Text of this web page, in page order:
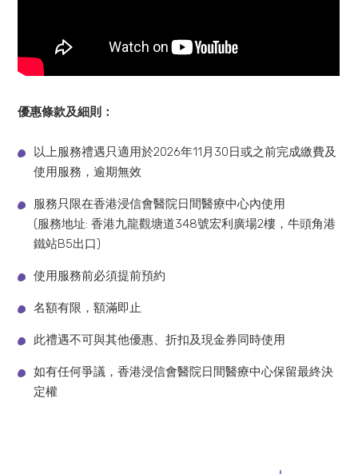
優惠條款及細則：
以上服務禮遇只適用於2026年11月30日或之前完成繳費及
使用服務，逾期無效
服務只限在香港浸信會醫院日間醫療中心內使用
(服務地址: 香港九龍觀塘道348號宏利廣場2樓，牛頭角港
鐵站B5出口)
使用服務前必須提前預約
名額有限，額滿即止
此禮遇不可與其他優惠、折扣及現金券同時使用
如有任何爭議，香港浸信會醫院日間醫療中心保留最終決
定權